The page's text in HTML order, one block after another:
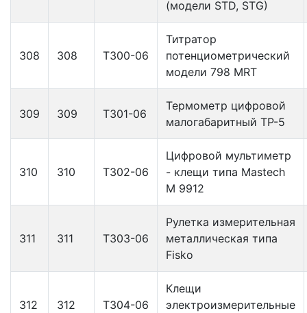
(модели STD, STG)
308 308 Т300-06
Титратор
потенциометрический
модели 798 MRT
309 309 Т301-06
Термометр цифровой
малогабаритный ТР-5
310 310 Т302-06
Цифровой мультиметр
- клещи типа Mastech
M 9912
311 311 Т303-06
Рулетка измерительная
металлическая типа
Fisko
312 312 Т304-06
Клещи
электроизмерительные